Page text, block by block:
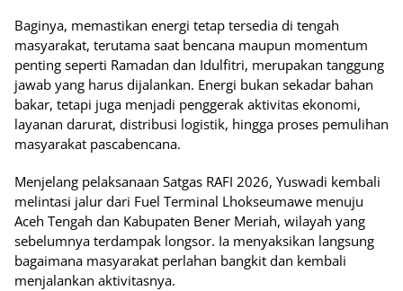
Baginya, memastikan energi tetap tersedia di tengah
masyarakat, terutama saat bencana maupun momentum
penting seperti Ramadan dan Idulfitri, merupakan tanggung
jawab yang harus dijalankan. Energi bukan sekadar bahan
bakar, tetapi juga menjadi penggerak aktivitas ekonomi,
layanan darurat, distribusi logistik, hingga proses pemulihan
masyarakat pascabencana.
Menjelang pelaksanaan Satgas RAFI 2026, Yuswadi kembali
melintasi jalur dari Fuel Terminal Lhokseumawe menuju
Aceh Tengah dan Kabupaten Bener Meriah, wilayah yang
sebelumnya terdampak longsor. Ia menyaksikan langsung
bagaimana masyarakat perlahan bangkit dan kembali
menjalankan aktivitasnya.